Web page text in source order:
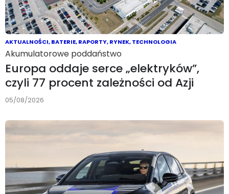
AKTUALNOŚCI,BATERIE,RAPORTY,RYNEK,TECHNOLOGIA
Akumulatorowe poddaństwo
Europa oddaje serce „elektryków”,
czyli 77 procent zależności od Azji
05/08/2026